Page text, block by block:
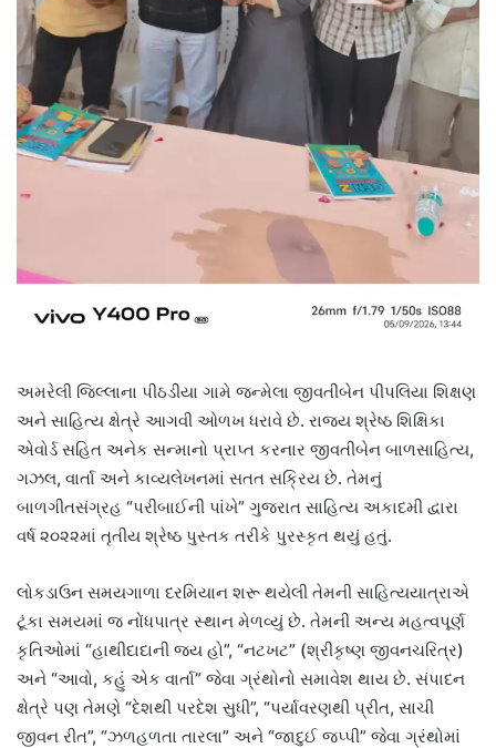
અમરેલી જિલ્લાના પીઠડીયા ગામે જન્મેલા જીવતીબેન પીપલિયા શિક્ષણ
અને સાહિત્ય ક્ષેત્રે આગવી ઓળખ ધરાવે છે. રાજ્ય શ્રેષ્ઠ શિક્ષિકા
એવોર્ડ સહિત અનેક સન્માનો પ્રાપ્ત કરનાર જીવતીબેન બાળસાહિત્ય,
ગઝલ, વાર્તા અને કાવ્યલેખનમાં સતત સક્રિય છે. તેમનું
બાળગીતસંગ્રહ “પરીબાઈની પાંખે” ગુજરાત સાહિત્ય અકાદમી દ્વારા
વર્ષ ૨૦૨૨માં તૃતીય શ્રેષ્ઠ પુસ્તક તરીકે પુરસ્કૃત થયું હતું.
લોકડાઉન સમયગાળા દરમિયાન શરૂ થયેલી તેમની સાહિત્યયાત્રાએ
ટૂંકા સમયમાં જ નોંધપાત્ર સ્થાન મેળવ્યું છે. તેમની અન્ય મહત્વપૂર્ણ
કૃતિઓમાં “હાથીદાદાની જય હો”, “નટખટ” (શ્રીકૃષ્ણ જીવનચરિત્ર)
અને “આવો, કહું એક વાર્તા” જેવા ગ્રંથોનો સમાવેશ થાય છે. સંપાદન
ક્ષેત્રે પણ તેમણે “દેશથી પરદેશ સુધી”, “પર્યાવરણથી પ્રીત, સાચી
જીવન રીત”, “ઝળહળતા તારલા” અને “જાદુઈ જપ્પી” જેવા ગ્રંથોમાં